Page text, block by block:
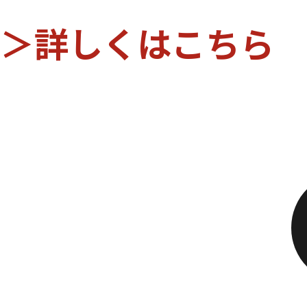
＞詳しくはこちら